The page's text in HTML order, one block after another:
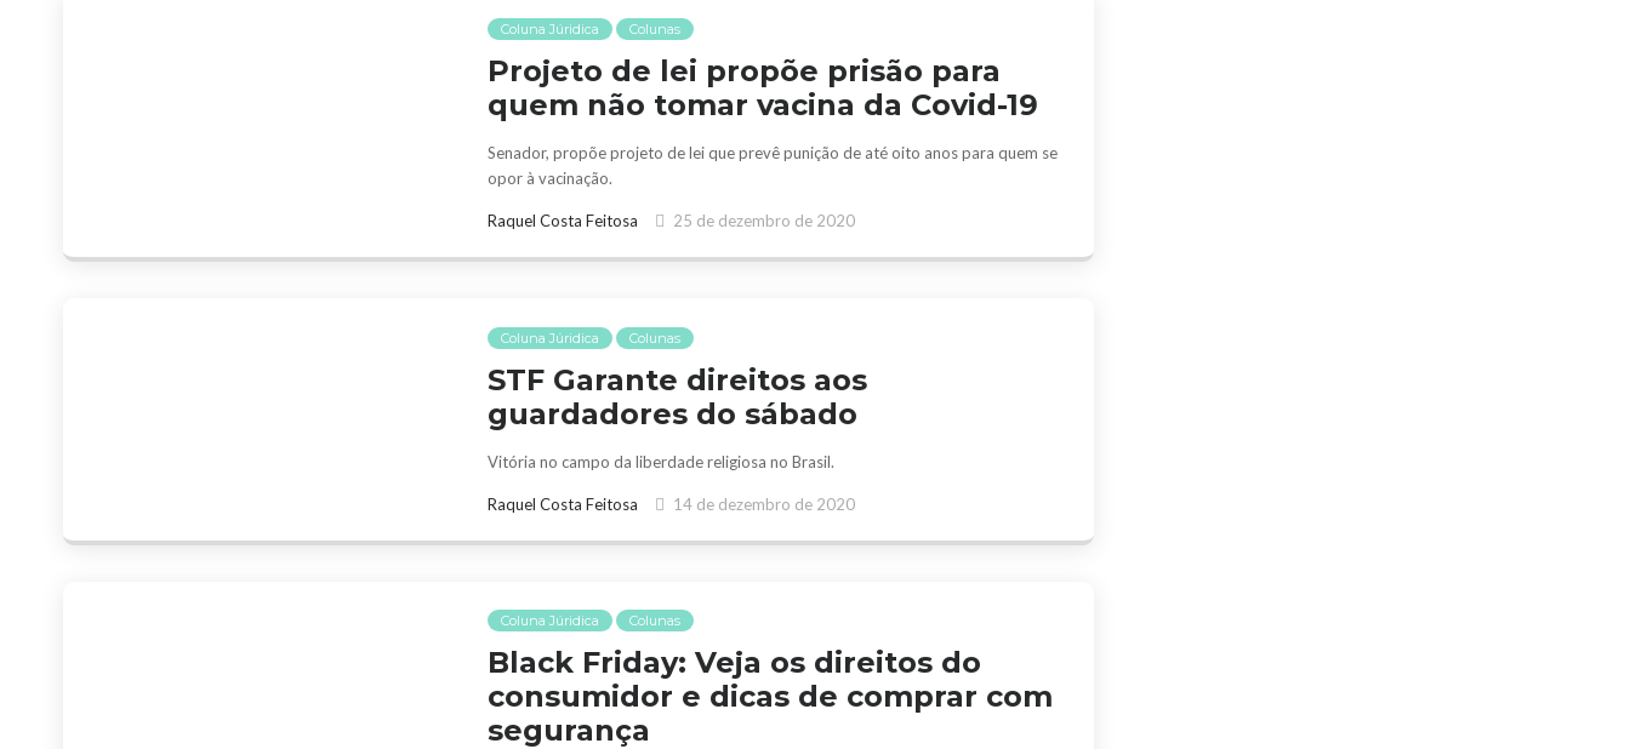
Coluna Júridica Colunas
Projeto de lei propõe prisão para
quem não tomar vacina da Covid-19
Senador, propõe projeto de lei que prevê punição de até oito anos para quem se
opor à vacinação.
Raquel Costa Feitosa 25 de dezembro de 2020
Coluna Júridica Colunas
STF Garante direitos aos
guardadores do sábado
Vitória no campo da liberdade religiosa no Brasil.
Raquel Costa Feitosa 14 de dezembro de 2020
Coluna Júridica Colunas
Black Friday: Veja os direitos do
consumidor e dicas de comprar com
segurança